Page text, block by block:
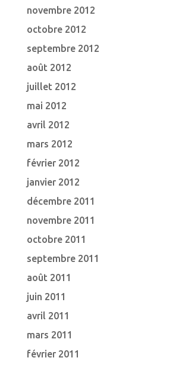
novembre 2012
octobre 2012
septembre 2012
août 2012
juillet 2012
mai 2012
avril 2012
mars 2012
février 2012
janvier 2012
décembre 2011
novembre 2011
octobre 2011
septembre 2011
août 2011
juin 2011
avril 2011
mars 2011
février 2011